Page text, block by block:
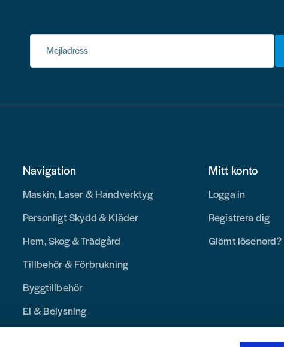
Mejladress
Navigation
Maskin, Laser & Handverktyg
Personligt Skydd & Kläder
Hem, Skog & Trädgård
Tillbehör & Förbrukning
Byggtillbehör
El & Belysning
Mitt konto
Logga in
Registrera dig
Glömt lösenord?